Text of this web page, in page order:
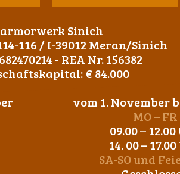
Sinich
116 / I-39012 Meran/Sinich
- REA Nr. 156382
€ 84.000
vom 1. November
MO – FR
09.00 –
14. 00 –
SA-SO und